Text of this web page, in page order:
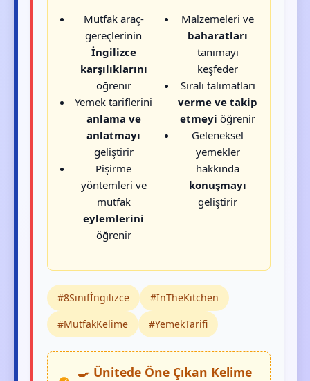
Mutfak araç-
gereçlerinin
İngilizce
karşılıklarını
öğrenir
Yemek tariflerini
anlama ve
anlatmayı
geliştirir
Pişirme
yöntemleri ve
mutfak
eylemlerini
öğrenir
Malzemeleri ve
baharatları
tanımayı
keşfeder
Sıralı talimatları
verme ve takip
etmeyi öğrenir
Geleneksel
yemekler
hakkında
konuşmayı
geliştirir
#8Sınıfİngilizce
#InTheKitchen
#MutfakKelime
#YemekTarifi
🍳 Ünitede Öne Çıkan Kelime